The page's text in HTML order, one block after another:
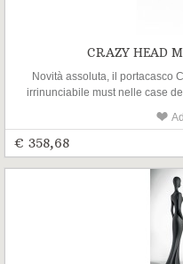
CRAZY HEAD
Novità assoluta, il portacasco
irrinunciabile must nelle case
complemento
multifunzionalità grazie al
gancio
€ 358,68